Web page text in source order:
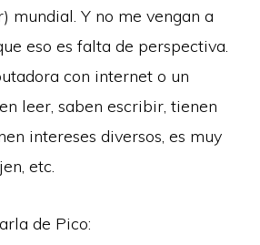
mundial. Y no me vengan a
eso es falta de perspectiva.
con internet o un
leer, saben escribir, tienen
intereses diversos, es muy
etc.
de Pico: